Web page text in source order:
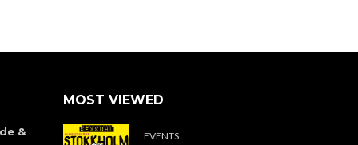
&
MOST VIEWED
EVENTS